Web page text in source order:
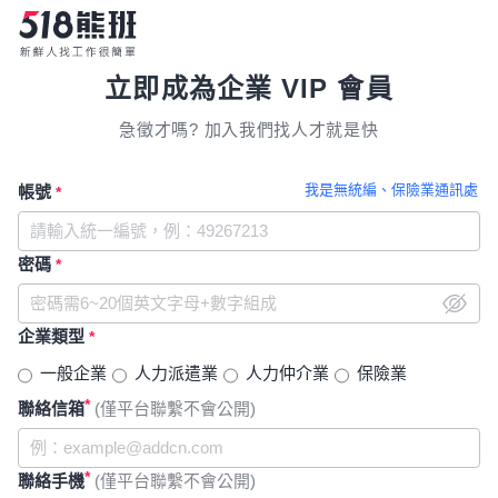
立即成為企業 VIP 會員
急徵才嗎? 加入我們找人才就是快
我是無統編、保險業通訊處
帳號 *
密碼 *
企業類型 *
一般企業 人力派遣業 人力仲介業
保險業
聯絡信箱* (僅平台聯繫不會公開)
聯絡手機* (僅平台聯繫不會公開)